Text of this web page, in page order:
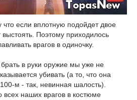
что если вплотную подойдет двое
Поэтому приходилось
врагов в одиночку.
в руки оружие мы уже не
убивать (а то, что она
м - так, невинная шалость).
всех наших врагов в костюме